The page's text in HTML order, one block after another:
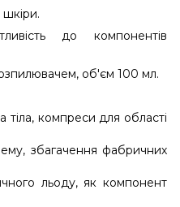
шкіри.
до компонентів
об'єм 100 мл.
тіла, компреси для області
збагачення фабричних
льоду, як компонент